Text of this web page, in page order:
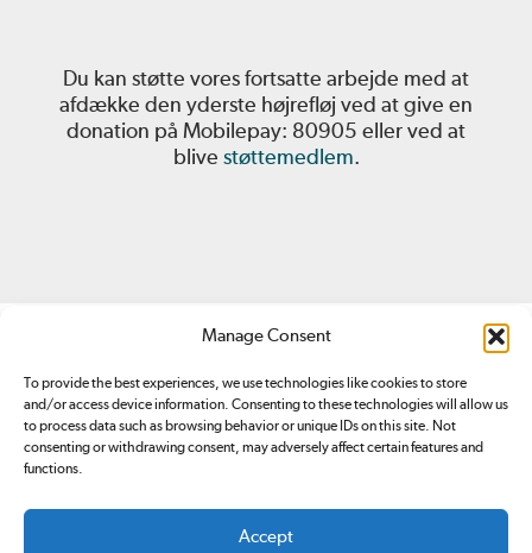
Manage Consent
To provide the best experiences, we use technologies like cookies to store
and/or access device information. Consenting to these technologies will allow us
to process data such as browsing behavior or unique IDs on this site. Not
consenting or withdrawing consent, may adversely affect certain features and
functions.
Accept
Du kan støtte vores fortsatte arbejde med at
afdække den yderste højrefløj ved at give en
donation på Mobilepay: 80905 eller ved at
blive støttemedlem.
Redox.dk er tilmeldt
kontakte Pressenævnet.
Ansvarshavende redaktør: Simon Bünger